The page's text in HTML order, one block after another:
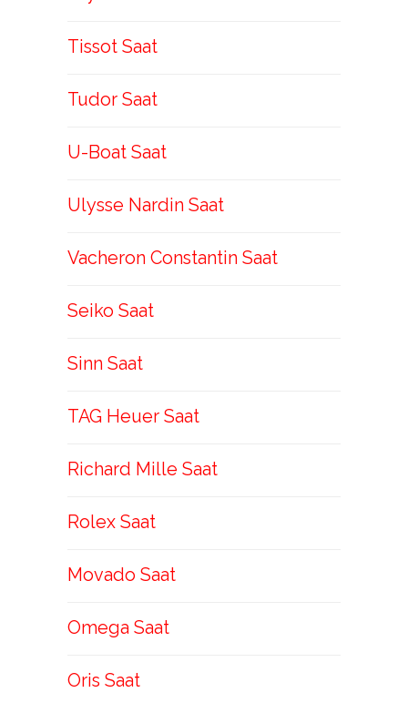
Tissot Saat
Tudor Saat
U-Boat Saat
Ulysse Nardin Saat
Vacheron Constantin Saat
Seiko Saat
Sinn Saat
TAG Heuer Saat
Richard Mille Saat
Rolex Saat
Movado Saat
Omega Saat
Oris Saat